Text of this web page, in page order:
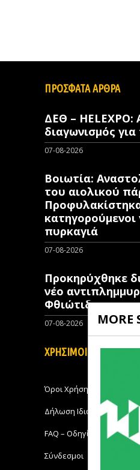
MORE
ΠΡΟΣΦΑΤΑ ΑΡΘΡΑ
ΔΕΘ – HELEXPO:
διαγωνισμός
07-08-2026
Βοιωτία:
του αιολικού
κατηγορούμενοι
πυρκαγιά
07-08-2026
Προκηρύχθηκε
νέo
Φθιώτιδα
07-08-2026
ΧΡΗΣΙΜΟΙ ΣΥΝΔΕΣΜΟΙ
Όροι Χρήσης
Δήλωση Ιδιωτικότητας
FAQ – Οδηγίες Χρήσης
Σύνδεσμοι